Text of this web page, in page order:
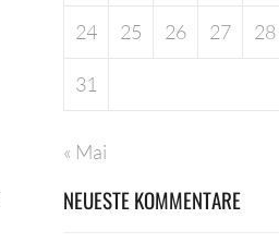
24 25 26 27 28
31
« Mai
NEUESTE KOMMENTARE